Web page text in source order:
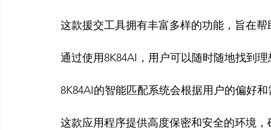
这款援交工具拥有丰富多样的功能，旨在
通过使用8K84AI，用户可以随时随地找到
8K84AI的智能匹配系统会根据用户的偏好